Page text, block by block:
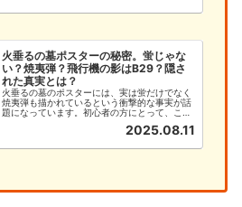
火垂るの墓ポスターの秘密。蛍じゃな
い？焼夷弾？飛行機の影はB29？隠さ
れた真実とは？
火垂るの墓のポスターには、実は蛍だけでなく
焼夷弾も描かれているという衝撃的な事実が話
題になっています。初心者の方にとって、この
深い意味を理解することは、作品への理解を大
きく深める重要なポイントです。本記事では、
と、初心者が知るべき基本情報...
2025.08.11